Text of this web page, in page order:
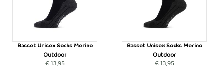
Basset Unisex Socks Merino
Outdoor
€ 13,95
Basset Unisex Socks Merino
Outdoor
€ 13,95